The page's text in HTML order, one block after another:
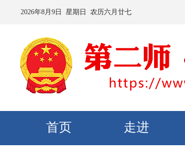
2026年8月 9 日 星期 日 农历六月廿七
首页 走进